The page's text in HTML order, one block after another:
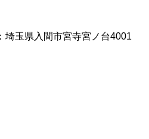
：埼玉県入間市宮寺宮ノ台4001